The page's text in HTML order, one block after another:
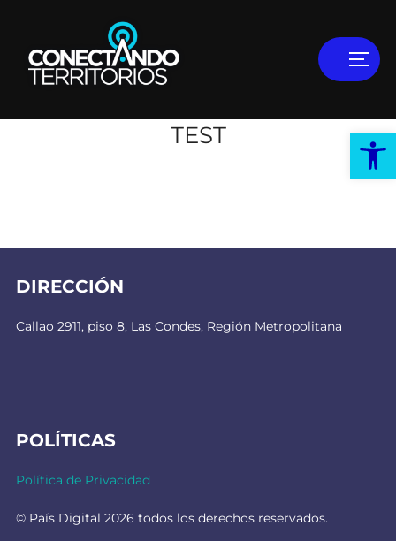
TEST
DIRECCIÓN
Callao 2911, piso 8, Las Condes, Región Metropolitana
POLÍTICAS
Política de Privacidad
© País Digital 2026 todos los derechos reservados.